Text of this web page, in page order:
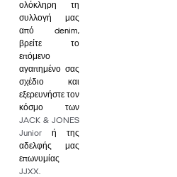
ολόκληρη τη
συλλογή μας
από denim,
βρείτε το
επόμενο
αγαπημένο σας
σχέδιο και
εξερευνήστε τον
κόσμο των
JACK & JONES
Junior ή της
αδελφής μας
επωνυμίας
JJXX.